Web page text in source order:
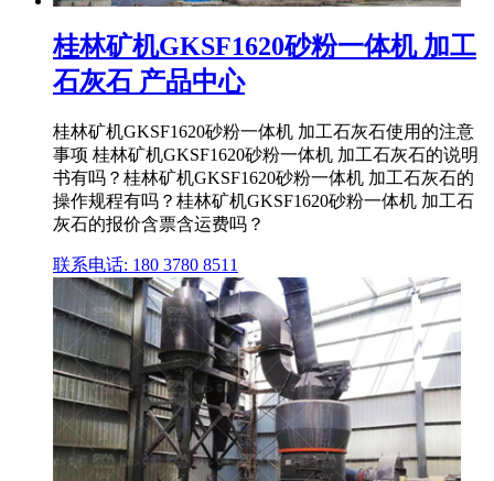
桂林矿机GKSF1620砂粉一体机 加工
石灰石 产品中心
桂林矿机GKSF1620砂粉一体机 加工石灰石使用的注意
事项 桂林矿机GKSF1620砂粉一体机 加工石灰石的说明
书有吗？桂林矿机GKSF1620砂粉一体机 加工石灰石的
操作规程有吗？桂林矿机GKSF1620砂粉一体机 加工石
灰石的报价含票含运费吗？
联系电话: 180 3780 8511